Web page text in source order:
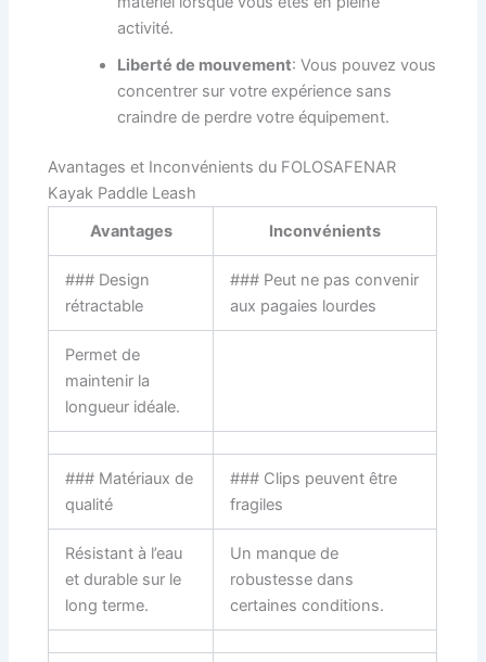
activité.
Liberté de mouvement: Vous pouvez vous
concentrer sur votre expérience sans
craindre de perdre votre équipement.
Avantages et Inconvénients du FOLOSAFENAR
Kayak Paddle Leash
Avantages
Inconvénients
### Design
rétractable
### Peut ne pas convenir
aux pagaies lourdes
Permet de
maintenir la
longueur idéale.
### Matériaux de
qualité
### Clips peuvent être
fragiles
Résistant à l’eau
et durable sur le
long terme.
Un manque de
robustesse dans
certaines conditions.